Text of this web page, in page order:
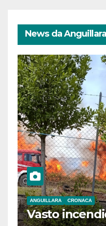
News da Anguillara
ANGUILLARA CRONACA
Vasto